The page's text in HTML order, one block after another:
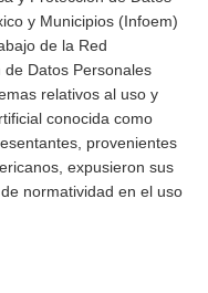
y Municipios (Infoem)
de la Red
Datos Personales
relativos al uso y
conocida como
provenientes
expusieron sus
normatividad en el uso